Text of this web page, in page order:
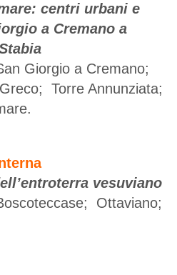
centri urbani e
a Cremano a
Giorgio a Cremano;
Torre Annunziata;
vesuviano
Ottaviano;